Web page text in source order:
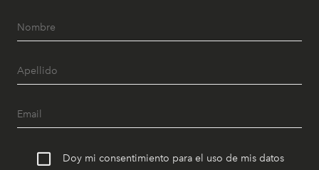
Doy mi consentimiento para el uso de mis datos